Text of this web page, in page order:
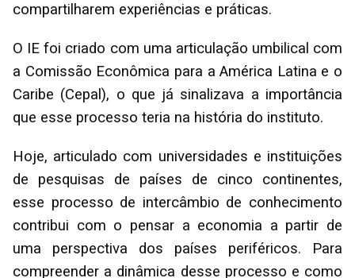
compartilharem experiências e práticas.
O IE foi criado com uma articulação umbilical com
a Comissão Econômica para a América Latina e o
Caribe (Cepal), o que já sinalizava a importância
que esse processo teria na história do instituto.
Hoje, articulado com universidades e instituições
de pesquisas de países de cinco continentes,
esse processo de intercâmbio de conhecimento
contribui com o pensar a economia a partir de
uma perspectiva dos países periféricos. Para
compreender a dinâmica desse processo e como